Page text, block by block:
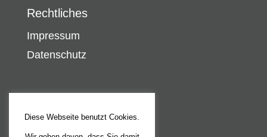
Rechtliches
Impressum
Datenschutz
Diese Webseite benutzt Cookies.